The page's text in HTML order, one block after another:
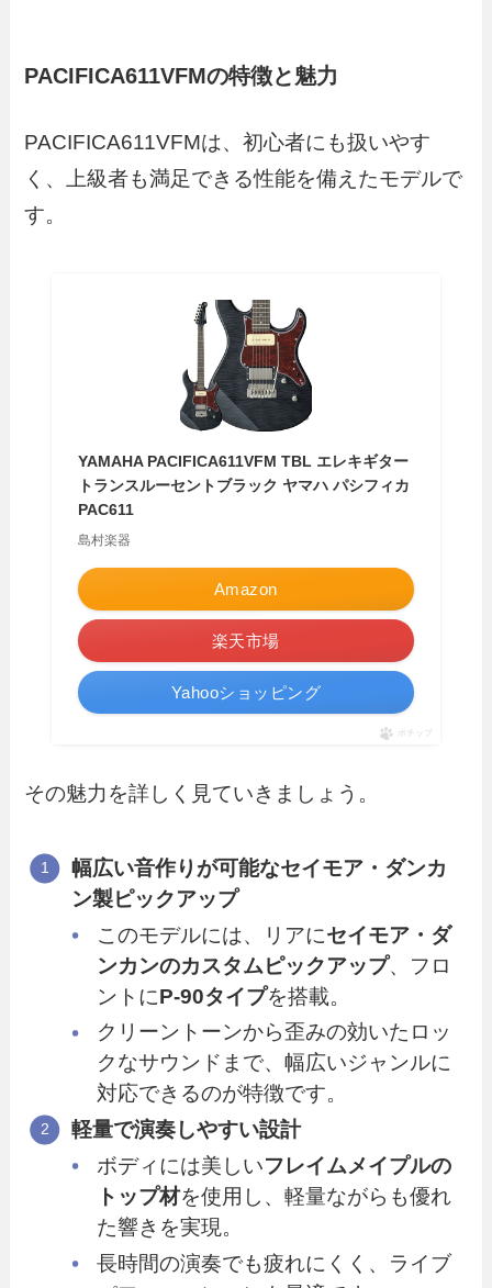
PACIFICA611VFMの特徴と魅力
PACIFICA611VFMは、初心者にも扱いやす
く、上級者も満足できる性能を備えたモデルで
す。
YAMAHA PACIFICA611VFM TBL エレキギター
トランスルーセントブラック ヤマハ パシフィカ
PAC611
島村楽器
Amazon
楽天市場
Yahooショッピング
ポチップ
その魅力を詳しく見ていきましょう。
幅広い音作りが可能なセイモア・ダンカ
ン製ピックアップ
このモデルには、リアにセイモア・ダ
ンカンのカスタムピックアップ、フロ
ントにP-90タイプを搭載。
クリーントーンから歪みの効いたロッ
クなサウンドまで、幅広いジャンルに
対応できるのが特徴です。
軽量で演奏しやすい設計
ボディには美しいフレイムメイプルの
トップ材を使用し、軽量ながらも優れ
た響きを実現。
長時間の演奏でも疲れにくく、ライブ